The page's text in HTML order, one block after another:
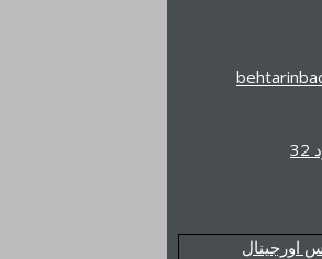
اورجینال